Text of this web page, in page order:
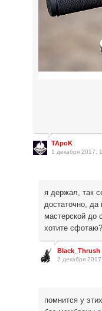
TApoK
1 декабря 2017,
я держал, так
достаточно, да
мастерской до
хотите
Black_Thrush
2 декабря
помнится у